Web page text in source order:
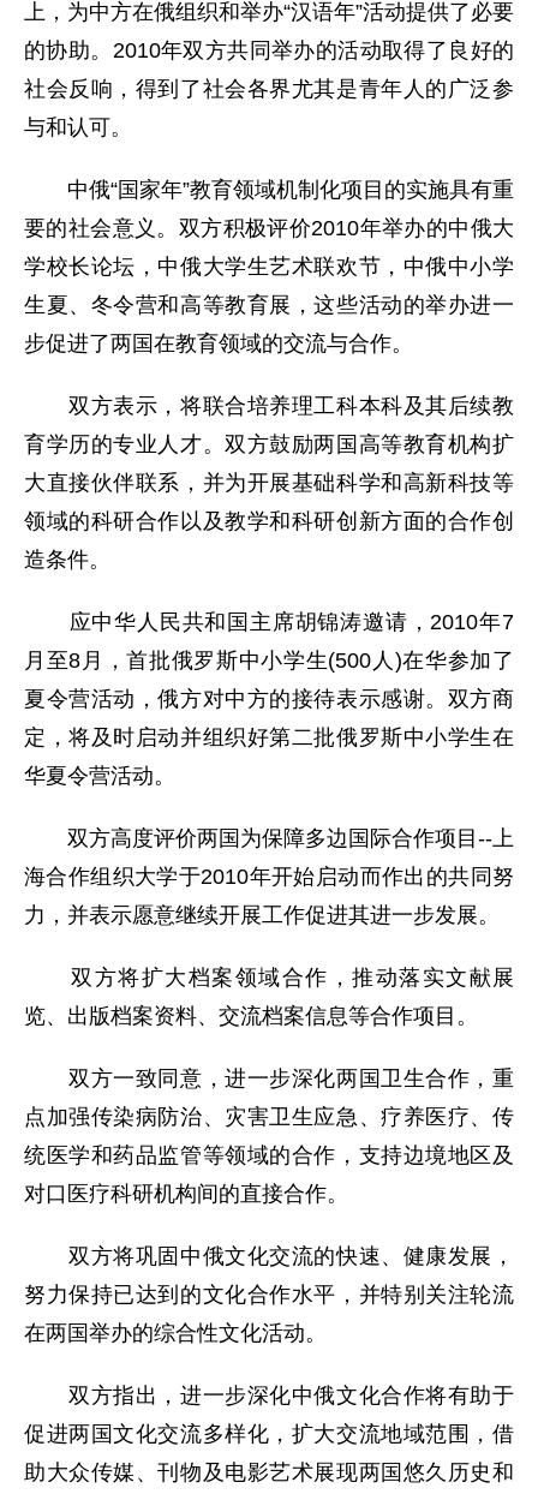
上，为中方在俄组织和举办“汉语年”活动提供了必要
的协助。2010年双方共同举办的活动取得了良好的
社会反响，得到了社会各界尤其是青年人的广泛参
与和认可。
中俄“国家年”教育领域机制化项目的实施具有重
要的社会意义。双方积极评价2010年举办的中俄大
学校长论坛，中俄大学生艺术联欢节，中俄中小学
生夏、冬令营和高等教育展，这些活动的举办进一
步促进了两国在教育领域的交流与合作。
双方表示，将联合培养理工科本科及其后续教
育学历的专业人才。双方鼓励两国高等教育机构扩
大直接伙伴联系，并为开展基础科学和高新科技等
领域的科研合作以及教学和科研创新方面的合作创
造条件。
应中华人民共和国主席胡锦涛邀请，2010年7
月至8月，首批俄罗斯中小学生(500人)在华参加了
夏令营活动，俄方对中方的接待表示感谢。双方商
定，将及时启动并组织好第二批俄罗斯中小学生在
华夏令营活动。
双方高度评价两国为保障多边国际合作项目--上
海合作组织大学于2010年开始启动而作出的共同努
力，并表示愿意继续开展工作促进其进一步发展。
双方将扩大档案领域合作，推动落实文献展
览、出版档案资料、交流档案信息等合作项目。
双方一致同意，进一步深化两国卫生合作，重
点加强传染病防治、灾害卫生应急、疗养医疗、传
统医学和药品监管等领域的合作，支持边境地区及
对口医疗科研机构间的直接合作。
双方将巩固中俄文化交流的快速、健康发展，
努力保持已达到的文化合作水平，并特别关注轮流
在两国举办的综合性文化活动。
双方指出，进一步深化中俄文化合作将有助于
促进两国文化交流多样化，扩大交流地域范围，借
助大众传媒、刊物及电影艺术展现两国悠久历史和